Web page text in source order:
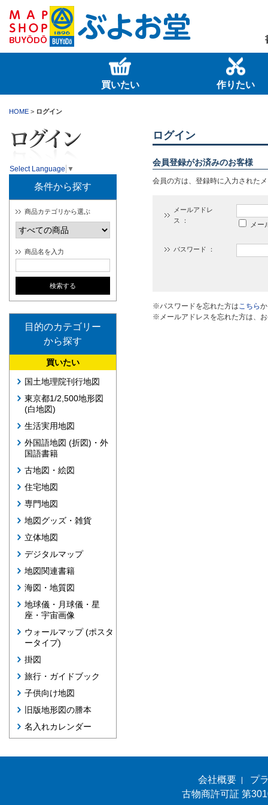
買いたい 作りたい
HOME > ログイン
Select Language ▼
条件から探す
商品カテゴリから選ぶ
商品名を入力
目的のカテゴリー
から探す
買いたい
国土地理院刊行地図
東京都1/2,500地形図
(白地図)
生活実用地図
外国語地図 (折図)・外
国語書籍
古地図・絵図
住宅地図
専門地図
地図グッズ・雑貨
立体地図
デジタルマップ
地図関連書籍
海図・地質図
地球儀・月球儀・星
座・宇宙画像
ウォールマップ (ポスタ
ータイプ)
掛図
旅行・ガイドブック
子供向け地図
旧版地形図の謄本
名入れカレンダー
ログイン
会員登録がお済みのお客様
会員の方は、登録時に入力された
メールアドレ
ス ：
メー
パスワード ：
※パスワードを忘れた方はこちら
※メールアドレスを忘れた方は、
会社概要
プ
古物商許可証 第